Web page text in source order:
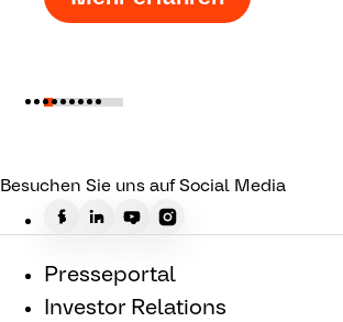
Besuchen Sie uns auf Social Media
Presseportal
Investor Relations